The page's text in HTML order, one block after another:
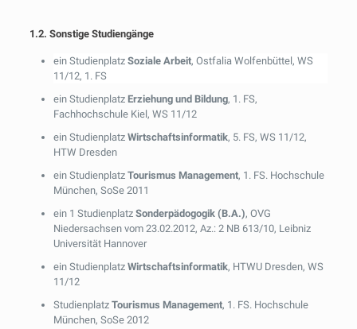
1.2. Sonstige Studiengänge
ein Studienplatz Soziale Arbeit, Ostfalia Wolfenbüttel, WS
11/12, 1. FS
ein Studienplatz Erziehung und Bildung, 1. FS,
Fachhochschule Kiel, WS 11/12
ein Studienplatz Wirtschaftsinformatik, 5. FS, WS 11/12,
HTW Dresden
ein Studienplatz Tourismus Management, 1. FS. Hochschule
München, SoSe 2011
ein 1 Studienplatz Sonderpädogogik (B.A.), OVG
Niedersachsen vom 23.02.2012, Az.: 2 NB 613/10, Leibniz
Universität Hannover
ein Studienplatz Wirtschaftsinformatik, HTWU Dresden, WS
11/12
Studienplatz Tourismus Management, 1. FS. Hochschule
München, SoSe 2012